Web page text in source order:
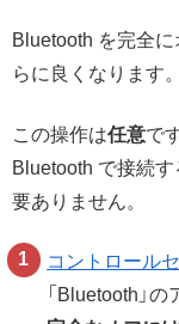
Bluetooth を完全
らに良くなります。
この操作は任意で
Bluetooth で接続
要ありません。
コントロール
「Bluetooth」の